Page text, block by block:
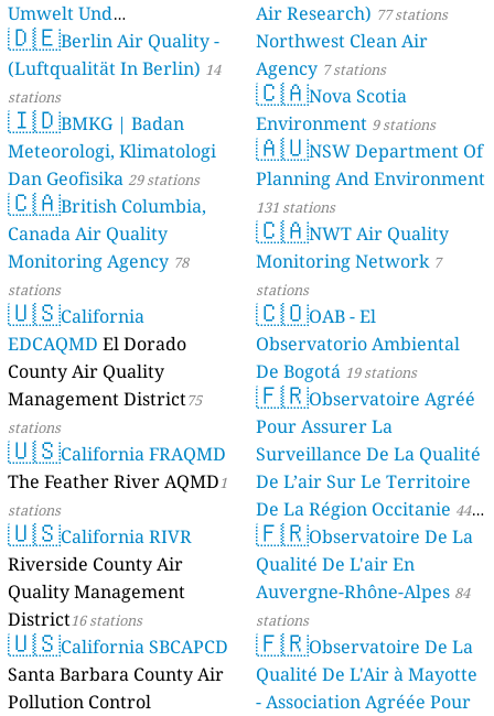
Umwelt Und
Verbraucherschutz) - LfU
46 stations
🇩🇪Berlin Air Quality -
(Luftqualität In Berlin) 14
stations
🇮🇩BMKG | Badan
Meteorologi, Klimatologi
Dan Geofisika 29 stations
🇨🇦British Columbia,
Canada Air Quality
Monitoring Agency 78
stations
🇺🇸California
EDCAQMD El Dorado
County Air Quality
Management District75
stations
🇺🇸California FRAQMD
The Feather River AQMD1
stations
🇺🇸California RIVR
Riverside County Air
Quality Management
District16 stations
🇺🇸California SBCAPCD
Santa Barbara County Air
Pollution Control
Air Research) 77 stations
Northwest Clean Air
Agency 7 stations
🇨🇦Nova Scotia
Environment 9 stations
🇦🇺NSW Department Of
Planning And Environment
131 stations
🇨🇦NWT Air Quality
Monitoring Network 7
stations
🇨🇴OAB - El
Observatorio Ambiental
De Bogotá 19 stations
🇫🇷Observatoire Agréé
Pour Assurer La
Surveillance De La Qualité
De L’air Sur Le Territoire
De La Région Occitanie 44
stations
🇫🇷Observatoire De La
Qualité De L'air En
Auvergne-Rhône-Alpes 84
stations
🇫🇷Observatoire De La
Qualité De L'Air à Mayotte
- Association Agréée Pour